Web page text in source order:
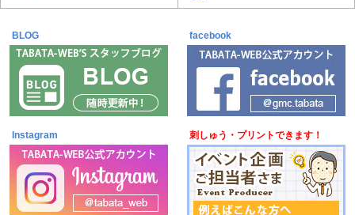
BLOG facebook
Instagram 刺しゅう・プリントできます！